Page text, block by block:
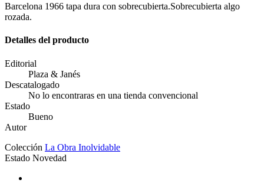
Barcelona 1966 tapa dura con sobrecubierta.Sobrecubierta algo
rozada.
Detalles del producto
Editorial
Plaza & Janés
Descatalogado
No lo encontraras en una tienda convencional
Estado
Bueno
Autor
Colección La Obra Inolvidable
Estado Novedad